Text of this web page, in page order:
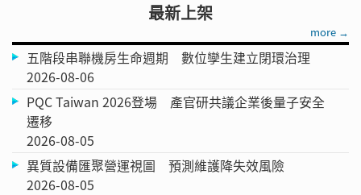
最新上架
more →
五階段串聯機房生命週期 數位孿生建立閉環治理
2026-08-06
PQC Taiwan 2026登場 產官研共議企業後量子安全
遷移
2026-08-05
異質設備匯聚營運視圖 預測維護降失效風險
2026-08-05